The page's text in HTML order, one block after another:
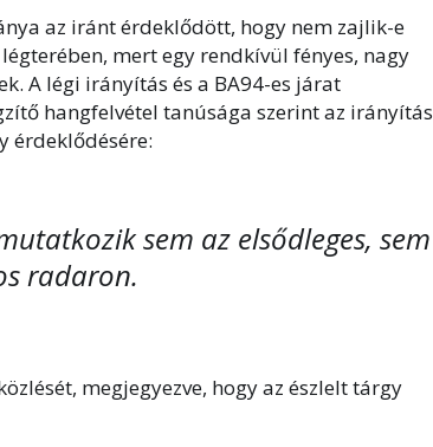
az iránt érdeklődött, hogy nem zajlik-e
mert egy rendkívül fényes, nagy
A légi irányítás és a BA94-es járat
hangfelvétel tanúsága szerint az irányítás
érdeklődésére:
sem az elsődleges, sem
radaron.
megjegyezve, hogy az észlelt tárgy